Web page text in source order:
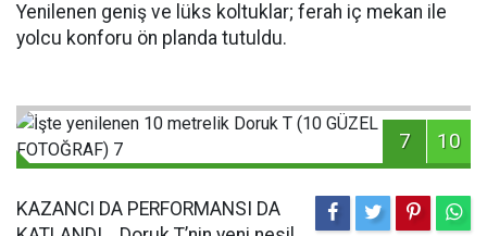
Yenilenen geniş ve lüks koltuklar; ferah iç mekan ile
yolcu konforu ön planda tutuldu.
7 10
KAZANCI DA PERFORMANSI DA